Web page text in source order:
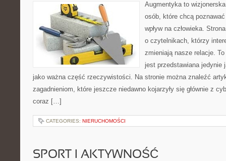
Augmentyka to
osób, które chcą
wpływ na człowieka.
o czytelnikach, którzy
zmieniają nasze relacje.
jest przedstawiana jedynie
jako ważna część rzeczywistości. Na stronie można znaleźć
zagadnieniom, które jeszcze niedawno kojarzyły się głównie z
coraz […]
CATEGORIES: NIERUCHOMOŚCI
SPORT I AKTYWNOŚĆ